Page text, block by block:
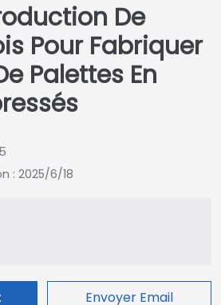
De
Pour Fabriquer
Palettes En
: 2025/6/18
Envoyer Email